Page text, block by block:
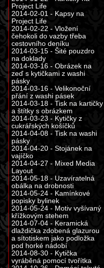
Project Life
2014-02-01 - Kapsy na
Project Life
2014-02-22 - Vložení
čehokoli do vazby třeba
cestovního deníku
2014-03-15 - Šité pouzdro
na doklady
2014-03-16 - Obrázek na
zeď s kytičkami z washi
pásky
2014-03-16 - Velikonoční
přání z washi pásek
2014-03-18 - Tisk na kartičky
a štítky s obrázkem
2014-03-23 - Kytičky z
cukrářských košíčků
2014-04-08 - Tisk na washi
pásky
2014-04-20 - Stojánek na
vajíčko
2014-04-27 - Mixed Media
Layout
2014-05-18 - Uzavíratelná
obálka na drobnosti
2014-05-24 - Kamínkové
popisky bylinek
2014-05-24 - Motiv vyšívaný
křížkovým stehem
2014-07-04 - Keramická
dlaždička zdobená glazurou
a sítotiskem jako podložka
pod horké nádobí
2014-08-30 - Kytička
vyráběná pomocí tvořítka